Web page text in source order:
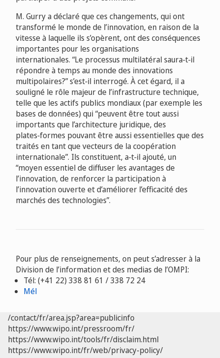
M. Gurry a déclaré que ces changements, qui ont
transformé le monde de l’innovation, en raison de la
vitesse à laquelle ils s’opèrent, ont des conséquences
importantes pour les organisations
internationales. “Le processus multilatéral saura‑t‑il
répondre à temps au monde des innovations
multipolaires?” s’est‑il interrogé. À cet égard, il a
souligné le rôle majeur de l’infrastructure technique,
telle que les actifs publics mondiaux (par exemple les
bases de données) qui “peuvent être tout aussi
importants que l’architecture juridique, des
plates‑formes pouvant être aussi essentielles que des
traités en tant que vecteurs de la coopération
internationale”. Ils constituent, a‑t‑il ajouté, un
“moyen essentiel de diffuser les avantages de
l’innovation, de renforcer la participation à
l’innovation ouverte et d’améliorer l’efficacité des
marchés des technologies”.
Pour plus de renseignements, on peut s’adresser à la
Division de l’information et des medias de l’OMPI:
Tél: (+41 22) 338 81 61 / 338 72 24
Mél
/contact/fr/area.jsp?area=publicinfo
https://www.wipo.int/pressroom/fr/
https://www.wipo.int/tools/fr/disclaim.html
https://www.wipo.int/fr/web/privacy-policy/